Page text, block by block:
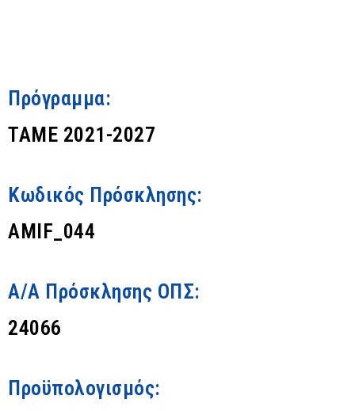
Πρόγραμμα:
ΤΑΜΕ 2021-2027
Κωδικός Πρόσκλησης:
AMIF_044
Α/Α Πρόσκλησης ΟΠΣ:
24066
Προϋπολογισμός: